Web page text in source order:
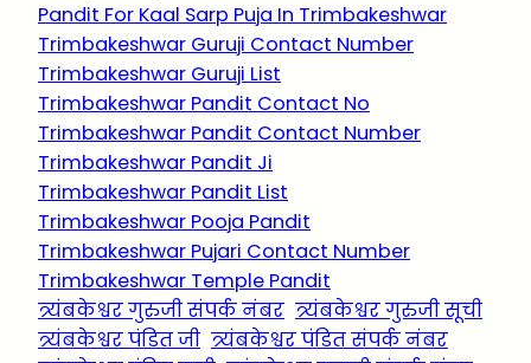
Pandit For Kaal Sarp Puja In Trimbakeshwar
Trimbakeshwar Guruji Contact Number
Trimbakeshwar Guruji List
Trimbakeshwar Pandit Contact No
Trimbakeshwar Pandit Contact Number
Trimbakeshwar Pandit Ji
Trimbakeshwar Pandit List
Trimbakeshwar Pooja Pandit
Trimbakeshwar Pujari Contact Number
Trimbakeshwar Temple Pandit
त्र्यंबकेश्वर गुरुजी संपर्क नंबर त्र्यंबकेश्वर गुरुजी सूची
त्र्यंबकेश्वर पंडित जी त्र्यंबकेश्वर पंडित संपर्क नंबर